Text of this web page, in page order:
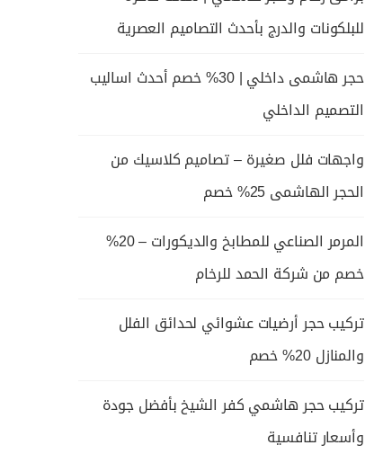
للبلكونات والدرج بأحدث التصاميم العصرية
حجر هاشمى داخلي | 30% خصم أحدث اساليب
التصميم الداخلي
واجهات فلل صغيرة – تصاميم كلاسيك من
الحجر الهاشمى 25% خصم
المرمر الصناعي للمطابخ والديكورات – 20%
خصم من شركة الحمد للرخام
تركيب حجر أرضيات عشوائي لحدائق الفلل
والمنازل 20% خصم
تركيب حجر هاشمي كفر الشيخ بأفضل جودة
وأسعار تنافسية